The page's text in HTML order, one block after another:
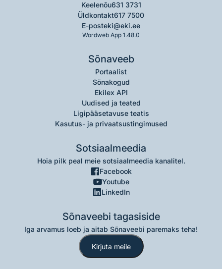
Keelenõu631 3731
Üldkontakt617 7500
E-posteki@eki.ee
Wordweb App 1.48.0
Sõnaveeb
Portaalist
Sõnakogud
Ekilex API
Uudised ja teated
Ligipääsetavuse teatis
Kasutus- ja privaatsustingimused
Sotsiaalmeedia
Hoia pilk peal meie sotsiaalmeedia kanalitel.
Facebook
Youtube
LinkedIn
Sõnaveebi tagasiside
Iga arvamus loeb ja aitab Sõnaveebi paremaks teha!
Kirjuta meile